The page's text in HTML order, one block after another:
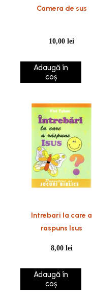
Camera de sus
10,00lei
Adaugă în
coș
Intrebari la care a
raspuns Isus
8,00 lei
Adaugă în
coș